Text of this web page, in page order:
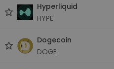
Hyperliquid
HYPE
Dogecoin
DOGE